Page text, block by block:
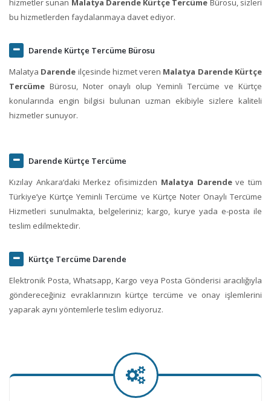
hizmetler sunan Malatya Darende Kürtçe Tercüme Bürosu, sizleri
bu hizmetlerden faydalanmaya davet ediyor.
Darende Kürtçe Tercüme Bürosu
Malatya Darende ilçesinde hizmet veren Malatya Darende Kürtçe
Tercüme Bürosu, Noter onaylı olup Yeminli Tercüme ve Kürtçe
konularında engin bilgisi bulunan uzman ekibiyle sizlere kaliteli
hizmetler sunuyor.
Darende Kürtçe Tercüme
Kızılay Ankara‘daki Merkez ofisimizden Malatya Darendeve tüm
Türkiye’ye Kürtçe Yeminli Tercüme ve Kürtçe Noter Onaylı Tercüme
Hizmetleri sunulmakta, belgeleriniz; kargo, kurye yada e-posta ile
teslim edilmektedir.
Kürtçe Tercüme Darende
Elektronik Posta, Whatsapp, Kargo veya Posta Gönderisi aracılığıyla
göndereceğiniz evraklarınızın kürtçe tercüme ve onay işlemlerini
yaparak aynı yöntemlerle teslim ediyoruz.